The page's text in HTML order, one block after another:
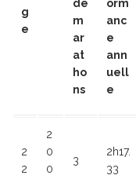
g
e
de
m
ar
at
ho
ns
orm
anc
e
ann
uell
e
2
2
2
0
0
3
2h17.
33